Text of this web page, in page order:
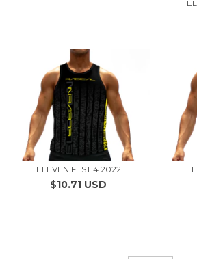
ELEVEN FEST 4 2022
$10.71 USD